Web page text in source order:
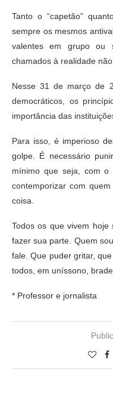
Tanto o “capetão”
sempre os mesmos
valentes em grupo ou
chamados à realidade
Nesse 31 de março de
democráticos, os
importância das
Para isso, é imperioso
golpe. É necessário
mínimo que seja, com
contemporizar com
coisa.
Todos os que vivem hoje
fazer sua parte. Quem
fale. Que puder gritar,
todos, em uníssono,
* Professor e jornalista